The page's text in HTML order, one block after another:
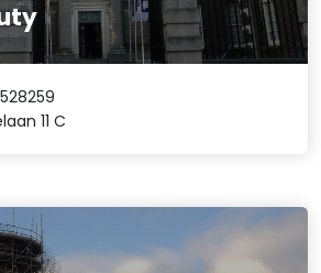
11 C